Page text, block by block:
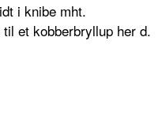
i knibe mht.
et kobberbryllup her d.